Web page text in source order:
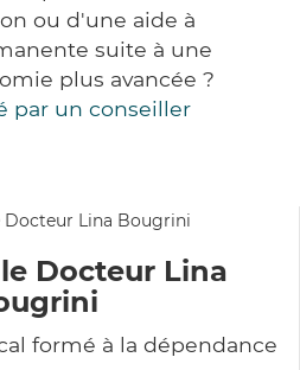
ou d'une aide à
suite à une
plus avancée ?
par un conseiller
Docteur Lina
formé à la dépendance